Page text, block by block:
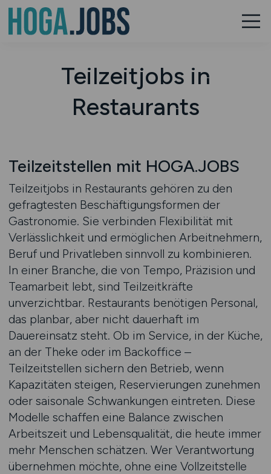
Teilzeitjobs in
Restaurants
Teilzeitstellen mit HOGA.JOBS
Teilzeitjobs in Restaurants gehören zu den
gefragtesten Beschäftigungsformen der
Gastronomie. Sie verbinden Flexibilität mit
Verlässlichkeit und ermöglichen Arbeitnehmern,
Beruf und Privatleben sinnvoll zu kombinieren.
In einer Branche, die von Tempo, Präzision und
Teamarbeit lebt, sind Teilzeitkräfte
unverzichtbar. Restaurants benötigen Personal,
das planbar, aber nicht dauerhaft im
Dauereinsatz steht. Ob im Service, in der Küche,
an der Theke oder im Backoffice –
Teilzeitstellen sichern den Betrieb, wenn
Kapazitäten steigen, Reservierungen zunehmen
oder saisonale Schwankungen eintreten. Diese
Modelle schaffen eine Balance zwischen
Arbeitszeit und Lebensqualität, die heute immer
mehr Menschen schätzen. Wer Verantwortung
übernehmen möchte, ohne eine Vollzeitstelle